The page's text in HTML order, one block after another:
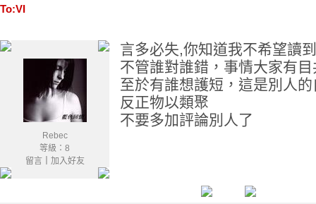
To:VI
Rebec
等級：8
留言｜ 加入好友
言多必失,你知道我不希望讀
不管誰對誰錯，事情大家有目
至於有誰想護短，這是別人的
反正物以類聚
不要多加評論別人了